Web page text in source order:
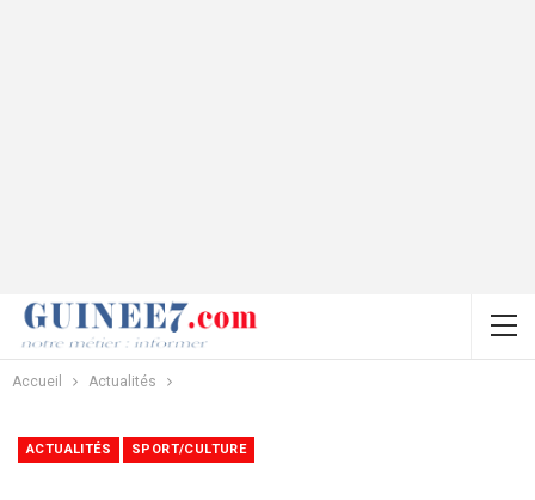
Accueil Actualités
ACTUALITÉS SPORT/CULTURE